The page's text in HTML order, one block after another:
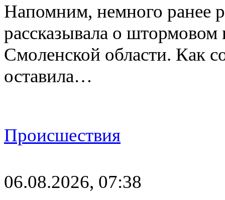
Напомним, немного ранее
рассказывала о
Смоленской области. Как
оставила…
Происшествия
06.08.2026, 07:38